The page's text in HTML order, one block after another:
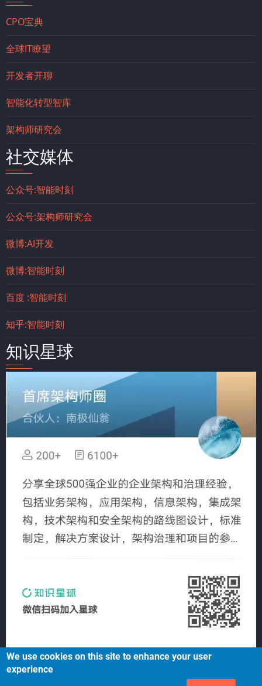
CPO宝典
全球IT瞭望
开发者开聊
智能化转型智库
架构师研究会
社交媒体
公众号:智能时刻
公众号:架构师研究会
微博:AI开发
微博:智能时刻
百度 :智能时刻
知乎:智能时刻
知识星球
We use cookies on this site to enhance your user
experience